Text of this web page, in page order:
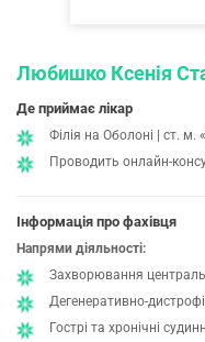
Любишко Ксенія
Де приймає лікар
Філія на Оболоні | ст. м.
Проводить онлайн-
Інформація про фахівця
Напрями діяльності:
Захворювання
Дегенеративно-
Гострі та хронічні